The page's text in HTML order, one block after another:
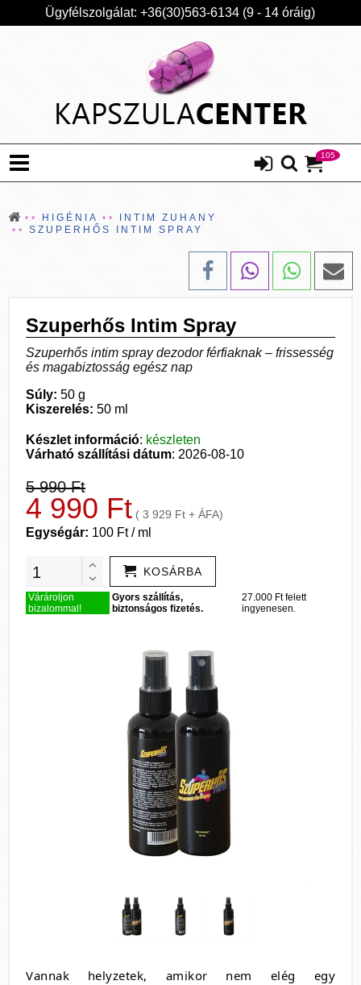
Ügyfélszolgálat: +36(30)563-6134 (9 - 14 óráig)
105
HIGÉNIA
INTIM ZUHANY
SZUPERHŐS INTIM SPRAY
Szuperhős Intim Spray
Szuperhős intim spray dezodor férfiaknak – frissesség
és magabiztosság egész nap
Súly: 50 g
Kiszerelés: 50 ml
Készlet információ: készleten
Várható szállítási dátum: 2026-08-10
5 990 Ft
4 990 Ft ( 3 929 Ft + ÁFA)
Egységár: 100 Ft / ml
KOSÁRBA
Várároljon
bizalommal!
Gyors szállítás,
biztonságos fizetés.
27.000 Ft felett
ingyenesen.
Vannak helyzetek, amikor nem elég egy